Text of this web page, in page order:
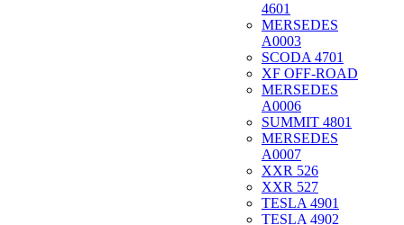
4601
MERSEDES
A0003
SCODA 4701
XF OFF-ROAD
MERSEDES
A0006
SUMMIT 4801
MERSEDES
A0007
XXR 526
XXR 527
TESLA 4901
TESLA 4902